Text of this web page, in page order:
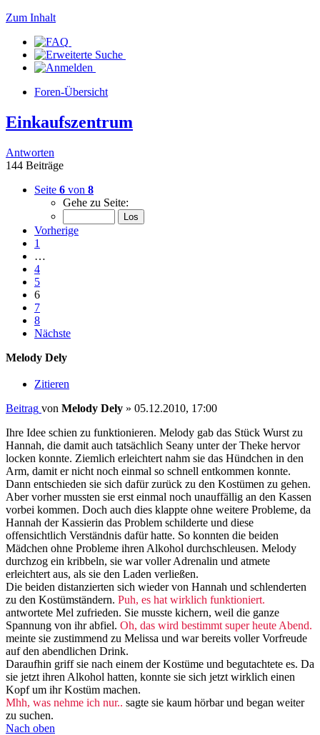
Zum Inhalt
Foren-Übersicht
Einkaufszentrum
Antworten
144 Beiträge
Seite 6 von 8
Gehe zu Seite:
Vorherige
1
…
4
5
6
7
8
Nächste
Melody Dely
Zitieren
Beitrag von Melody Dely » 05.12.2010, 17:00
Ihre Idee schien zu funktionieren. Melody gab das Stück Wurst zu
Hannah, die damit auch tatsächlich Seany unter der Theke hervor
locken konnte. Ziemlich erleichtert nahm sie das Hündchen in den
Arm, damit er nicht noch einmal so schnell entkommen konnte.
Dann entschieden sie sich dafür zurück zu den Kostümen zu gehen.
Aber vorher mussten sie erst einmal noch unauffällig an den Kassen
vorbei kommen. Doch auch dies klappte ohne weitere Probleme, da
Hannah der Kassierin das Problem schilderte und diese
offensichtlich Verständnis dafür hatte. So konnten die beiden
Mädchen ohne Probleme ihren Alkohol durchschleusen. Melody
durchzog ein kribbeln, sie war voller Adrenalin und atmete
erleichtert aus, als sie den Laden verließen.
Die beiden distanzierten sich wieder von Hannah und schlenderten
zu den Kostümständern. Puh, es hat wirklich funktioniert.
antwortete Mel zufrieden. Sie musste kichern, weil die ganze
Spannung von ihr abfiel. Oh, das wird bestimmt super heute Abend.
meinte sie zustimmend zu Melissa und war bereits voller Vorfreude
auf den abendlichen Drink.
Daraufhin griff sie nach einem der Kostüme und begutachtete es. Da
sie jetzt ihren Alkohol hatten, konnte sie sich jetzt wirklich einen
Kopf um ihr Kostüm machen.
Mhh, was nehme ich nur.. sagte sie kaum hörbar und began weiter
zu suchen.
Nach oben